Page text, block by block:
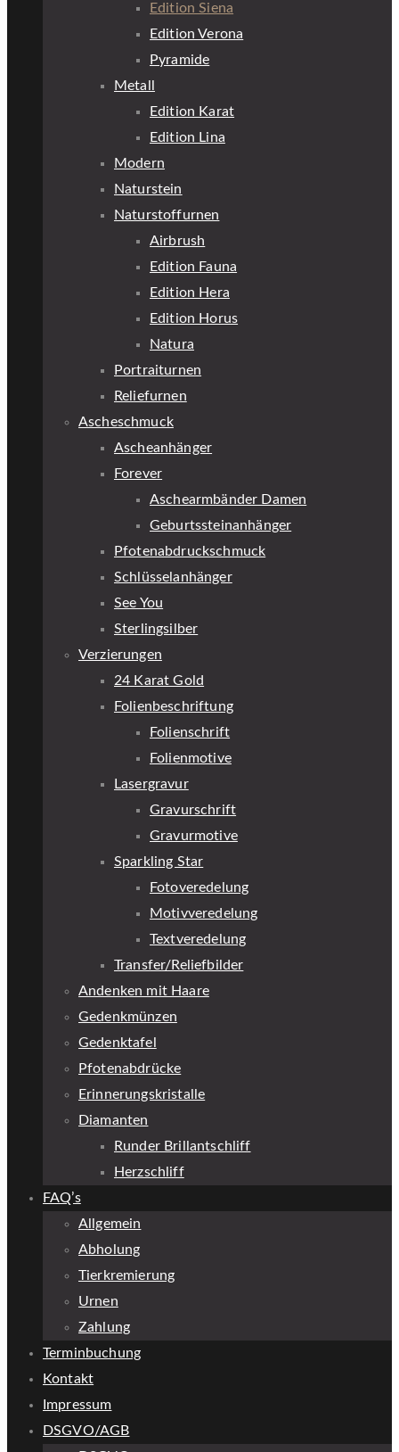
Edition Siena
Edition Verona
Pyramide
Metall
Edition Karat
Edition Lina
Modern
Naturstein
Naturstoffurnen
Airbrush
Edition Fauna
Edition Hera
Edition Horus
Natura
Portraiturnen
Reliefurnen
Ascheschmuck
Ascheanhänger
Forever
Aschearmbänder Damen
Geburtssteinanhänger
Pfotenabdruckschmuck
Schlüsselanhänger
See You
Sterlingsilber
Verzierungen
24 Karat Gold
Folienbeschriftung
Folienschrift
Folienmotive
Lasergravur
Gravurschrift
Gravurmotive
Sparkling Star
Fotoveredelung
Motivveredelung
Textveredelung
Transfer/Reliefbilder
Andenken mit Haare
Gedenkmünzen
Gedenktafel
Pfotenabdrücke
Erinnerungskristalle
Diamanten
Runder Brillantschliff
Herzschliff
FAQ’s
Allgemein
Abholung
Tierkremierung
Urnen
Zahlung
Terminbuchung
Kontakt
Impressum
DSGVO/AGB